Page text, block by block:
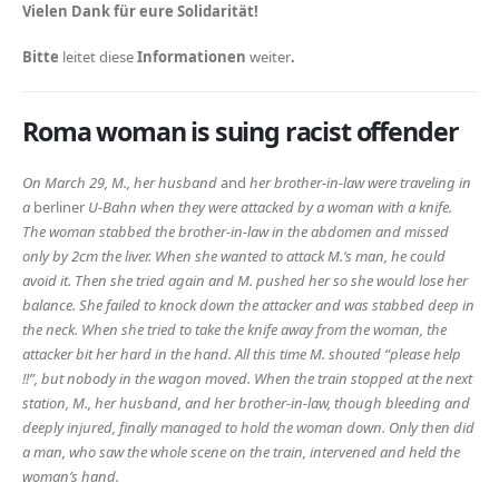
Vielen Dank für eure Solidarität!
Bitte leitet dieseInformationen weiter.
Roma woman is suing racist offender
On March 29, M., her husbandand her brother-in-law were traveling in
a berliner U-Bahn when they were attacked by a woman with a knife.
The woman stabbed the brother-in-law in the abdomen and missed
only by 2cm the liver. When she wanted to attack M.’s man, he could
avoid it. Then she tried again and M. pushed her so she would lose her
balance. She failed to knock down the attacker and was stabbed deep in
the neck. When she tried to take the knife away from the woman, the
attacker bit her hard in the hand. All this time M. shouted “please help
!!”, but nobody in the wagon moved. When the train stopped at the next
station, M., her husband, and her brother-in-law, though bleeding and
deeply injured, finally managed to hold the woman down. Only then did
a man, who saw the whole scene on the train, intervened and held the
woman’s hand.